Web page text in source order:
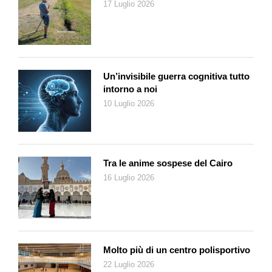
dunque parlare l’italiano; ed è il caso di Karl, che con la nostra
lingua già un po’ se la cava. Approda così a Lugano.
fotograficamente, giorno per giorno, gli eventi rilevanti nel
nostro Cantone: dalla politica alla cultura, dallo sport ai fatti di
cronaca. Considerato che questo lavoro viene poi venduto
dall’agenzia alle testate svizzere (tra cui anche ai cinque
quotidiani allora ancora attivi in Ticino), si tratta di riuscire a
possibile emblematica, a dispetto di ogni possibile avversità,
dalla luce particolarmente sfavorevole alle tempistiche strette
oppure in orari inconsueti: «Con un’immagine devi spiegare
tutto. Nel caso dell’inaugurazione di una diga, la stretta di mano
tra due politici va assolutamente fatta davanti alla diga. Senza
la diga, la foto non varrebbe niente. Le foto andavano fatte con
qualsiasi tempo, pioggia, grandine: ciò che contava era che la
sera si portasse a casa qualcosa. Ho sempre detto, ci sono
17 Luglio 2026
Un’invisibile guerra cognitiva tutto
intorno a noi
10 Luglio 2026
Tra le anime sospese del Cairo
16 Luglio 2026
Molto più di un centro polisportivo
22 Luglio 2026